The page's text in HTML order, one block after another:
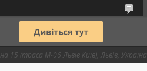
15 (траса М-06 Львів Київ), Львів, Україна